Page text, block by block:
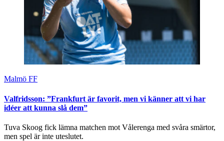
Malmö FF
Valfridsson: ”Frankfurt är favorit, men vi känner att vi har
idéer att kunna slå dem”
Tuva Skoog fick lämna matchen mot Vålerenga med svåra smärtor,
men spel är inte uteslutet.